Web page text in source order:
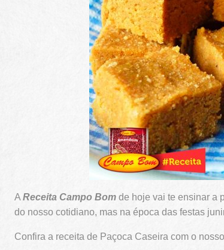
A Receita Campo Bom de hoje vai te ensinar a
do nosso cotidiano, mas na época das festas
Confira a receita de Paçoca Caseira com o